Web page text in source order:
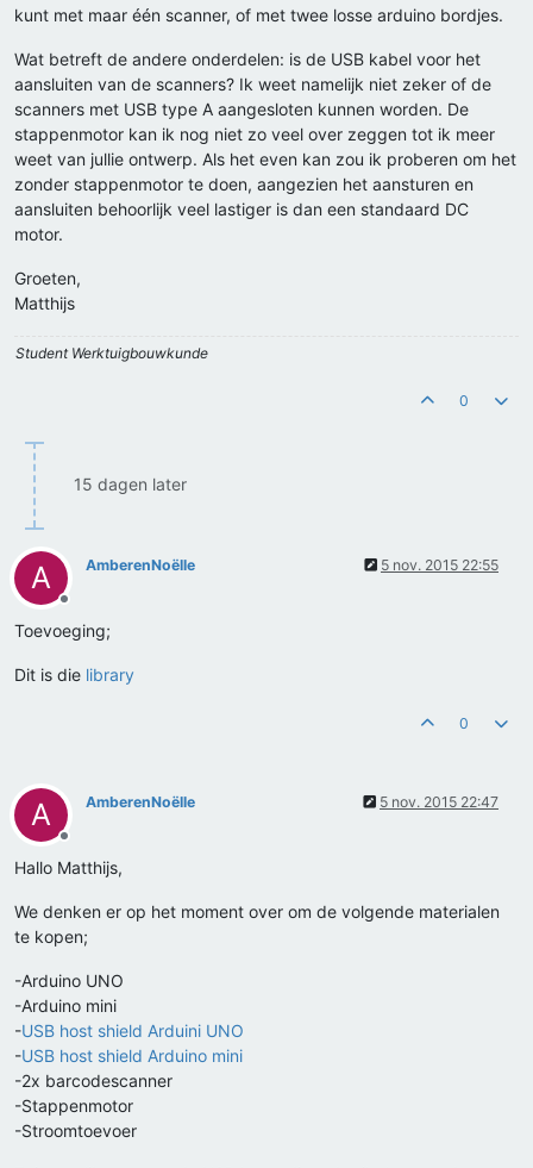
kunt met maar één scanner, of met twee losse arduino bordjes.
Wat betreft de andere onderdelen: is de USB kabel voor het
aansluiten van de scanners? Ik weet namelijk niet zeker of de
scanners met USB type A aangesloten kunnen worden. De
stappenmotor kan ik nog niet zo veel over zeggen tot ik meer
weet van jullie ontwerp. Als het even kan zou ik proberen om het
zonder stappenmotor te doen, aangezien het aansturen en
aansluiten behoorlijk veel lastiger is dan een standaard DC
motor.
Groeten,
Matthijs
Student Werktuigbouwkunde
0
15 dagen later
A
Offline
AmberenNoëlle 5 nov. 2015 22:55
Toevoeging;
Dit is die library
0
A
Offline
AmberenNoëlle 5 nov. 2015 22:47
Hallo Matthijs,
We denken er op het moment over om de volgende materialen
te kopen;
-Arduino UNO
-Arduino mini
-USB host shield Arduini UNO
-USB host shield Arduino mini
-2x barcodescanner
-Stappenmotor
-Stroomtoevoer